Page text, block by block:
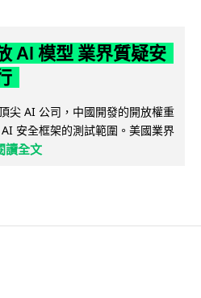
AI 模型 業界質疑安
尖 AI 公司，中國開發的開放權重
安全框架的測試範圍。美國業界
讀全文